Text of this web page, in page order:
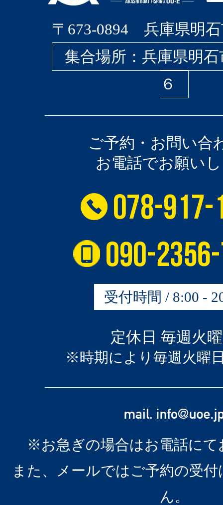
〒673-0894 兵庫県明石
集合場所：兵庫県明
６
ご予約・お問い合
お電話でお願い
受付時間 / 8:00 -
定休日 毎週火
※時期により毎週火曜
※お急ぎの場合はお電話にて
また、メールではご予約の受
ん。